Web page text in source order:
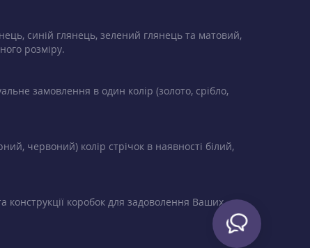
синій глянець, зелений глянець та матовий,
розміру.
замовлення в один колір (золото, срібло,
червоний) колір стрічок в наявності білий,
конструкції коробок для задоволення Ваших